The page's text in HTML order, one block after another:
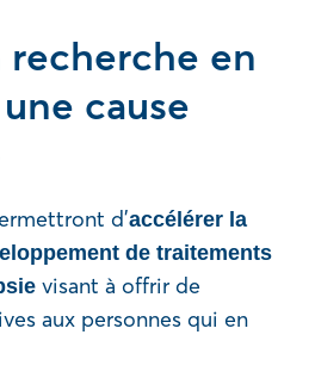
recherche en
cause
d’accélérer la
de traitements
visant à offrir de
aux personnes qui en